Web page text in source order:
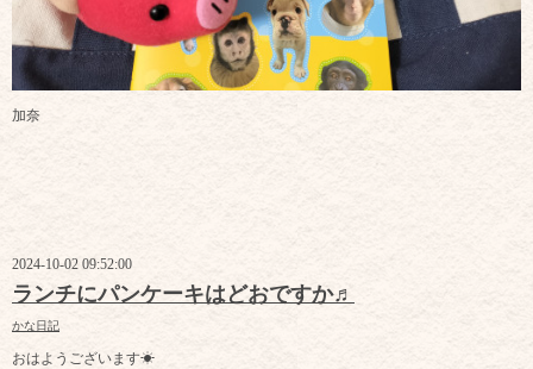
加奈
2024-10-02 09:52:00
ランチにパンケーキはどおですか♬
かな日記
おはようございます☀